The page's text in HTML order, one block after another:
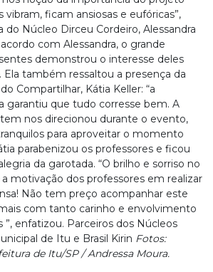
vibram, ficam ansiosas e eufóricas”,
do Núcleo Dirceu Cordeiro, Alessandra
com Alessandra, o grande
demonstrou o interesse deles
Ela também ressaltou a presença da
Compartilhar, Kátia Keller: “a
garantiu que tudo corresse bem. A
nos direcionou durante o evento,
para aproveitar o momento
parabenizou os professores e ficou
da garotada. “O brilho e sorriso no
motivação dos professores em realizar
Não tem preço acompanhar este
com tanto carinho e envolvimento
”, enfatizou. Parceiros dos Núcleos
de Itu e Brasil Kirin Fotos:
de Itu/SP / Andressa Moura.